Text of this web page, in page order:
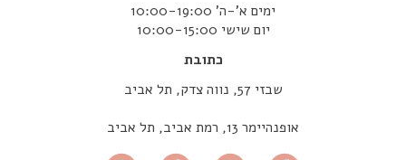
ימים א’-ה’ 10:00-19:00
יום שישי 10:00-15:00
כתובת
שבזי 57, נווה צדק, תל אביב
אופנהיימר 13, רמת אביב, תל אביב